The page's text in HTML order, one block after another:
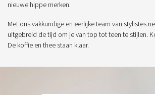
nieuwe hippe merken.
Met ons vakkundige en eerlijke team van stylistes
uitgebreid de tijd om je van top tot teen te stijlen.
De koffie en thee staan klaar.